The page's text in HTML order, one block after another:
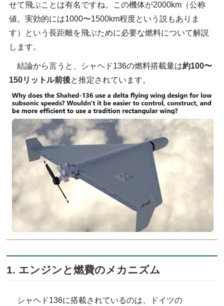
せて飛ぶことは有名ですね。この機体が2000km（公称
値。実効的には1000〜1500km程度という説もありま
す）という長距離を飛ぶために必要な燃料について解説
します。
結論から言うと、シャヘド136の燃料搭載量は約100〜
150リットル前後と推定されています。
1. エンジンと燃費のメカニズム
シャヘド136に搭載されているのは、ドイツの